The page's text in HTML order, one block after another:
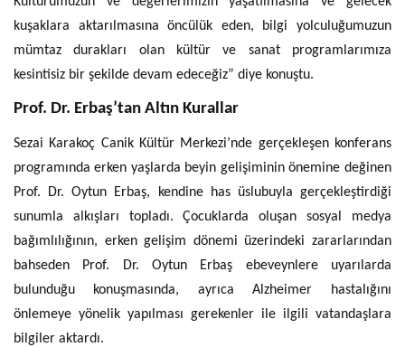
kuşaklara aktarılmasına öncülük eden, bilgi yolculuğumuzun
mümtaz durakları olan kültür ve sanat programlarımıza
kesintisiz bir şekilde devam edeceğiz” diye konuştu.
Prof. Dr. Erbaş’tan Altın Kurallar
Sezai Karakoç Canik Kültür Merkezi’nde gerçekleşen konferans
programında erken yaşlarda beyin gelişiminin önemine değinen
Prof. Dr. Oytun Erbaş, kendine has üslubuyla gerçekleştirdiği
sunumla alkışları topladı. Çocuklarda oluşan sosyal medya
bağımlılığının, erken gelişim dönemi üzerindeki zararlarından
bahseden Prof. Dr. Oytun Erbaş ebeveynlere uyarılarda
bulunduğu konuşmasında, ayrıca Alzheimer hastalığını
önlemeye yönelik yapılması gerekenler ile ilgili vatandaşlara
bilgiler aktardı.